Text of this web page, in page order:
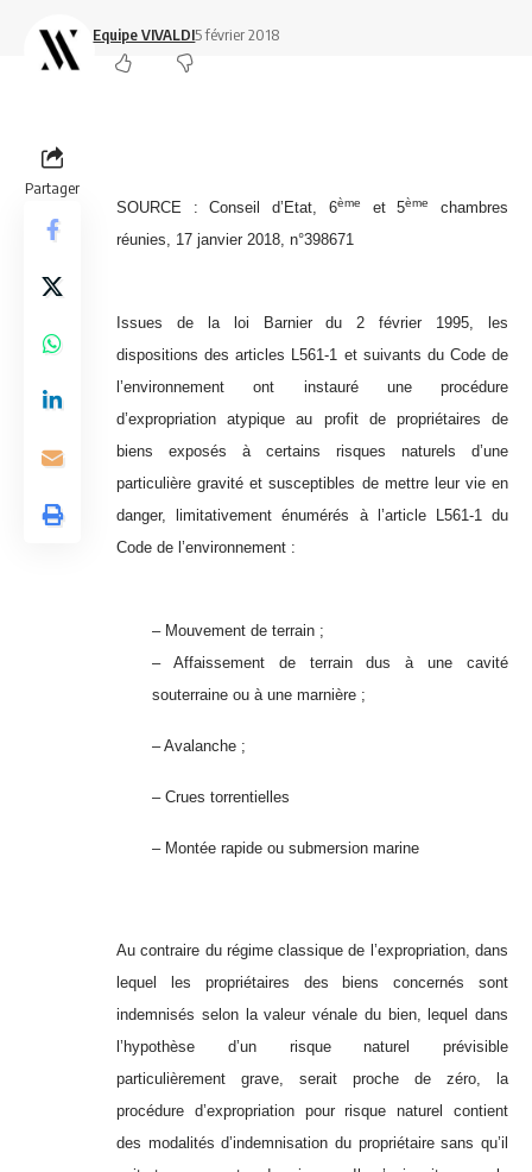
Equipe VIVALDI5 février 2018
Partager
SOURCE :Conseil d’Etat, 6ème et 5ème
chambres
réunies, 17 janvier 2018, n°398671
Issues de la loi Barnier du 2 février 1995, les
dispositions des articles L561-1 et suivants du Code de
l’environnement ont instauré une procédure
d’expropriation atypique au profit de propriétaires de
biens exposés à certains risques naturels d’une
particulière gravité et susceptibles de mettre leur vie en
danger, limitativement énumérés à l’article L561-1 du
Code de l’environnement :
– Mouvement de terrain ;
– Affaissement de terrain dus à une cavité
souterraine ou à une marnière ;
– Avalanche ;
– Crues torrentielles
– Montée rapide ou submersion marine
Au contraire du régime classique de l’expropriation, dans
lequel les propriétaires des biens concernés sont
indemnisés selon la valeur vénale du bien, lequel dans
l’hypothèse d’un risque naturel prévisible
particulièrement grave, serait proche de zéro, la
procédure d’expropriation pour risque naturel contient
des modalités d’indemnisation du propriétaire sans qu’il